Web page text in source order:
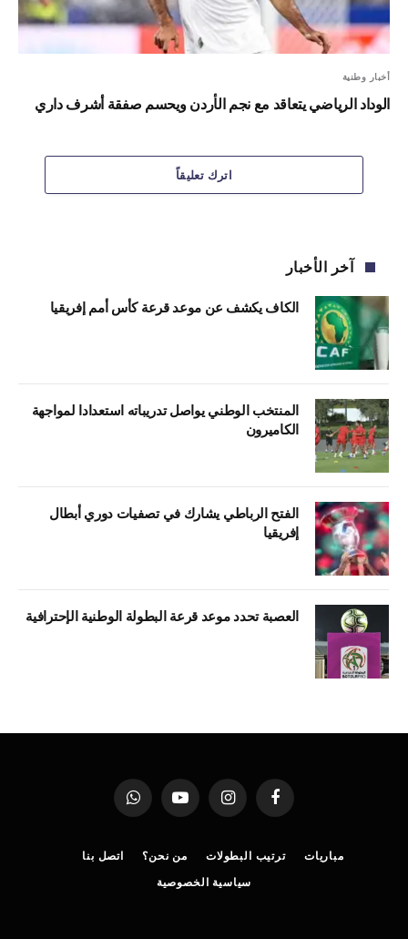
أخبار وطنية
الوداد الرياضي يتعاقد مع نجم الأردن ويحسم صفقة أشرف داري
اترك تعليقاً
آخر الأخبار
الكاف يكشف عن موعد قرعة كأس أمم إفريقيا
المنتخب الوطني يواصل تدريباته استعدادا لمواجهة
الكاميرون
الفتح الرباطي يشارك في تصفيات دوري أبطال
إفريقيا
العصبة تحدد موعد قرعة البطولة الوطنية الإحترافية
فيسبوك الانستغراميوتيوب واتساب
مباريات ترتيب البطولات من نحن؟
اتصل بنا
سياسية الخصوصية